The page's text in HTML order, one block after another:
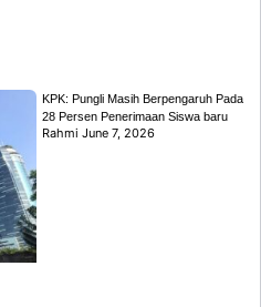
KPK: Pungli Masih Berpengaruh Pada
28 Persen Penerimaan Siswa baru
RahmiJune 7, 2026